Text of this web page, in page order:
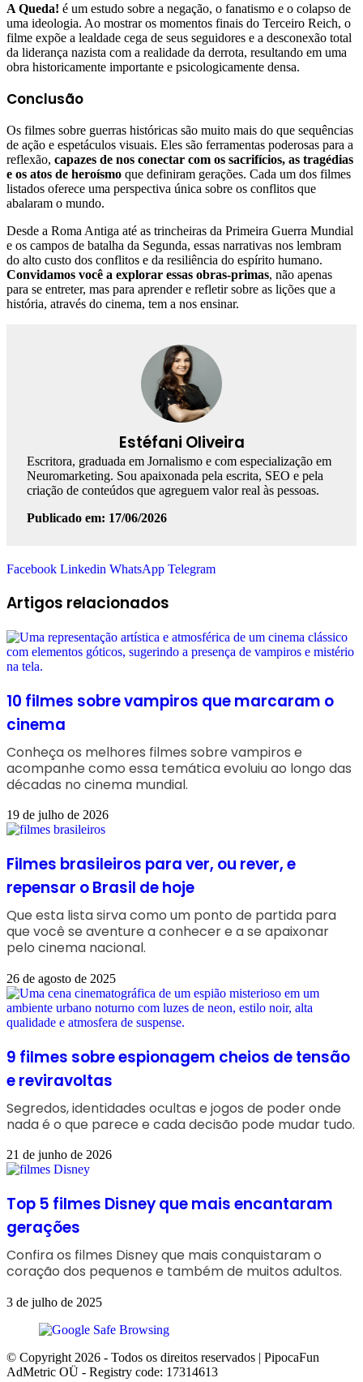
A Queda! é um estudo sobre a negação, o fanatismo e o colapso de
uma ideologia. Ao mostrar os momentos finais do Terceiro Reich, o
filme expõe a lealdade cega de seus seguidores e a desconexão total
da liderança nazista com a realidade da derrota, resultando em uma
obra historicamente importante e psicologicamente densa.
Conclusão
Os filmes sobre guerras históricas são muito mais do que sequências
de ação e espetáculos visuais. Eles são ferramentas poderosas para a
reflexão, capazes de nos conectar com os sacrifícios, as tragédias
e os atos de heroísmo que definiram gerações. Cada um dos filmes
listados oferece uma perspectiva única sobre os conflitos que
abalaram o mundo.
Desde a Roma Antiga até as trincheiras da Primeira Guerra Mundial
e os campos de batalha da Segunda, essas narrativas nos lembram
do alto custo dos conflitos e da resiliência do espírito humano.
Convidamos você a explorar essas obras-primas, não apenas
para se entreter, mas para aprender e refletir sobre as lições que a
história, através do cinema, tem a nos ensinar.
Estéfani Oliveira
Escritora, graduada em Jornalismo e com especialização em
Neuromarketing. Sou apaixonada pela escrita, SEO e pela
criação de conteúdos que agreguem valor real às pessoas.
Publicado em: 17/06/2026
Facebook Linkedin WhatsApp Telegram
Artigos relacionados
10 filmes sobre vampiros que marcaram o
cinema
Conheça os melhores filmes sobre vampiros e
acompanhe como essa temática evoluiu ao longo das
décadas no cinema mundial.
19 de julho de 2026
Filmes brasileiros para ver, ou rever, e
repensar o Brasil de hoje
Que esta lista sirva como um ponto de partida para
que você se aventure a conhecer e a se apaixonar
pelo cinema nacional.
26 de agosto de 2025
9 filmes sobre espionagem cheios de tensão
e reviravoltas
Segredos, identidades ocultas e jogos de poder onde
nada é o que parece e cada decisão pode mudar tudo.
21 de junho de 2026
Top 5 filmes Disney que mais encantaram
gerações
Confira os filmes Disney que mais conquistaram o
coração dos pequenos e também de muitos adultos.
3 de julho de 2025
© Copyright 2026 - Todos os direitos reservados | PipocaFun
AdMetric OÜ - Registry code: 17314613